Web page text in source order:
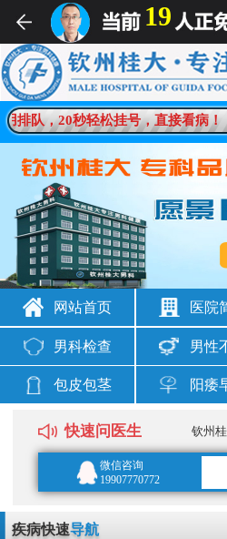
队，20秒轻松挂号，直接看病！
网站首页 医院
男科检查 男性
包皮包茎 阳痿
快速问医生 钦州
微信咨询
19907770772
疾病快速导航
19
男科疾病一对一在线解答